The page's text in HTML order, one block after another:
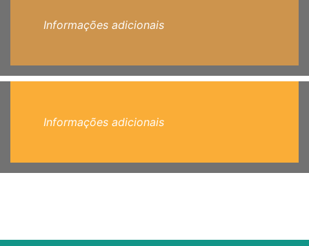
Informações adicionais
Informações adicionais